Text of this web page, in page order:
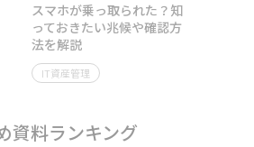
スマホが乗っ取られた？知
っておきたい兆候や確認方
法を解説
IT資産管理
資料ランキング